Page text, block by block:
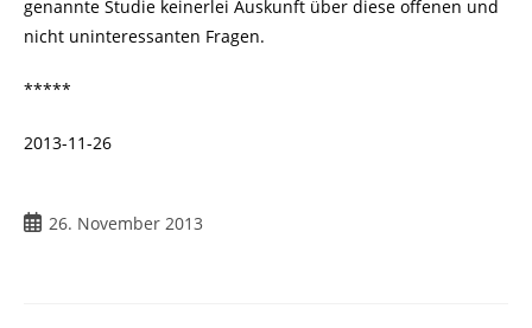
genannte Studie keinerlei Auskunft über diese offenen und
nicht uninteressanten Fragen.
*****
2013-11-26
Beitrag
26. November 2013